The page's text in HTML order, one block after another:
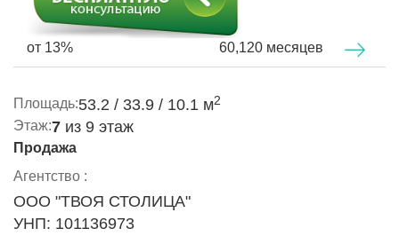
от 13% 60,120 месяцев
Площадь:53.2 / 33.9 / 10.1 м2
Этаж:7 из 9 этаж
Продажа
Агентство :
ООО "ТВОЯ СТОЛИЦА"
УНП: 101136973